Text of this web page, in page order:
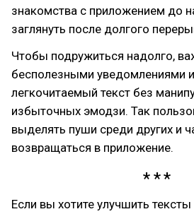
знакомства с приложением до
заглянуть после долгого
Чтобы подружиться надолго,
бесполезными уведомлениями
легкочитаемый текст без
избыточных эмодзи. Так
выделять пуши среди других и
возвращаться в приложение.
Если вы хотите улучшить тексты